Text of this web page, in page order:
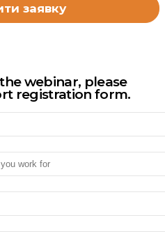
webinar, please
registration form.